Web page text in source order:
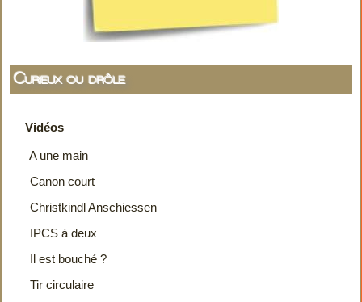
Curieux ou drôle
Vidéos
A une main
Canon court
Christkindl Anschiessen
IPCS à deux
Il est bouché ?
Tir circulaire